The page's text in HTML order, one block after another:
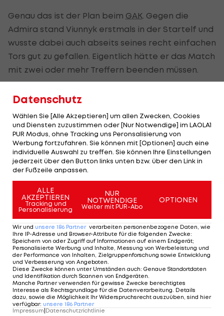
Genau das ist der Plan beim GAK . Gegen die
Admira stand Viunnyk erstmals in der Startelf und
wusste dabei auch abseits seines recht einfachen
Tors gut zu gefallen. Eigentlich hätte er das Match
mit zwei oder mehr Treffern beenden müssen.
Performance, deren Highlight ein famoser
Fallrückzieher an die Querlatte war, derLAOLA1
Kommentator Johannes Kristoferitsch selbst in
den Highlights noch staunen lässt (siehe folgendes
Video ab Minute 1:56).
In dieser Szene ließ der Ukrainer einen
ernsthaften Kandidaten auf das
Tor des Jahres
liegen. Für ihn ist das allerdings nur aufgeschoben
und nicht aufgehoben:
"Ich werde das mehr trainieren und hoffe, dass ich
den Award für das beste Tor nachholen kann",
versichert Viunnyk.
Dass er schon wenige Minute zuvor - letztlich
vergeblich - zu einem Fallrückzieher angesetzt
Datenschutz
Wählen Sie [Alle Akzeptieren] um allen Zwecken, Cookies
und Diensten zuzustimmen oder [Nur Notwendige] im LAOLA1
PUR Modus, ohne Tracking uns Peronsalisierung von
Werbung fortzufahren. Sie können mit [Optionen] auch eine
individuelle Auswahl zu treffen. Sie können Ihre Einstellungen
jederzeit über den Button links unten bzw. über den Link in
der Fußzeile anpassen.
ALLE
AKZEPTIEREN
Tracking und
Personalisierung
NUR
NOTWENDIGE
Weiter mit PUR-Abo
OPTIONEN
Wir und unsere 186 Partner verarbeiten personenbezogene Daten, wie
Ihre IP-Adresse und Browser-Attribute für die folgenden Zwecke:
Speichern von oder Zugriff auf Informationen auf einem Endgerät;
Personalisierte Werbung und Inhalte, Messung von Werbeleistung und
der Performance von Inhalten, Zielgruppenforschung sowie Entwicklung
und Verbesserung von Angeboten.
Diese Zwecke können unter Umständen auch: Genaue Standortdaten
und Identifikation durch Scannen von Endgeräten.
Manche Partner verwenden für gewisse Zwecke berechtigtes
Interesse als Rechtsgrundlage für die Datenverarbeitung. Details
dazu, sowie die Möglichkeit Ihr Widerspruchsrecht auszuüben, sind hier
verfügbar: unsere 186 Partner
Impressum Datenschutzrichtlinie